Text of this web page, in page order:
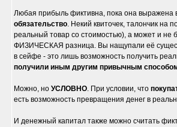
Любая прибыль фиктивна, пока она выражена
обязательство. Некий квиточек, талончик на
реальный товар со стоимостью), а может и не
ФИЗИЧЕСКАЯ разница. Вы нащупали её
в сейфе - это лишь возможность получить
получили иным другим привычным
Можно, но УСЛОВНО. При условии, что
есть возможность превращения денег в
И денежный капитал также можно считать